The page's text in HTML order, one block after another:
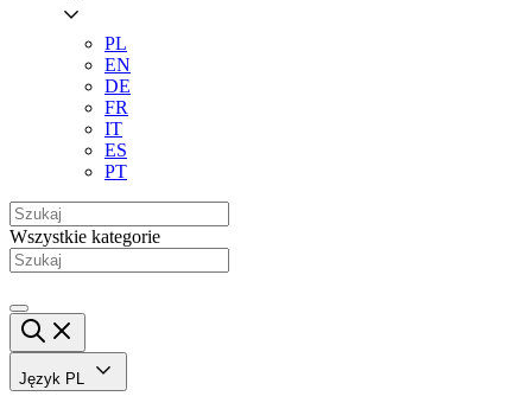
PL
EN
DE
FR
IT
ES
PT
Wszystkie kategorie
Język PL